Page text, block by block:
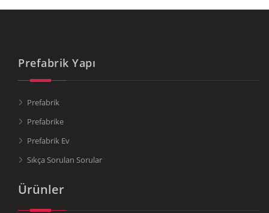
Prefabrik Yapı
Prefabrik
Prefabrike
Prefabrik Ev
Sıkça Sorulan Sorular
Ürünler